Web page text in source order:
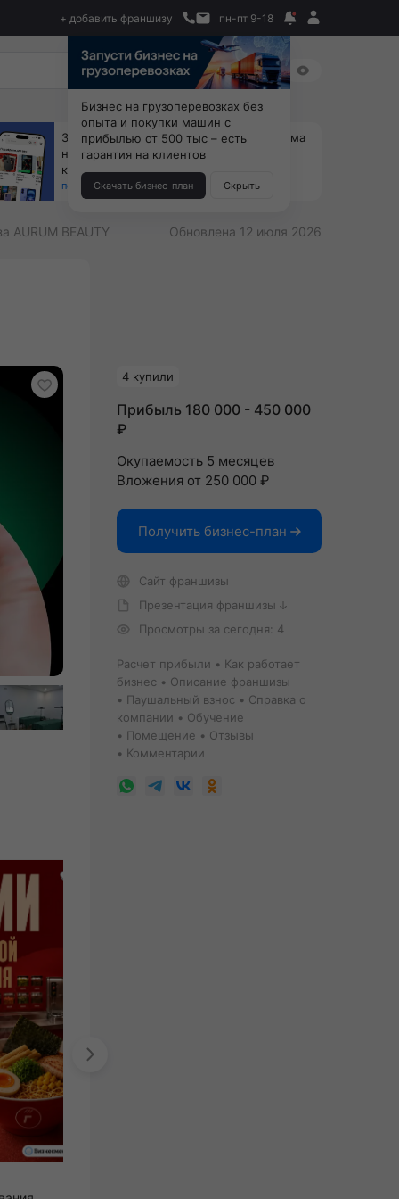
+ добавить франшизу пн-пт 9-18
За 90 тыс. открой магазин на Авито, дома
ни коробок, ни товара, ни склада, зато
каждый месяц +125 тыс. чистыми
получить бизнес-план ↓
AURUM BEAUTY Обновлена 12 июля 2026
4 купили
Прибыль 180 000 - 450 000
₽
Окупаемость 5 месяцев
Вложения от 250 000 ₽
Получить бизнес-план
Сайт франшизы
Презентация франшизы
Просмотры за сегодня: 4
Расчет прибыли
Как работает
бизнес
Описание франшизы
Паушальный взнос
Справка о
компании
Обучение
Помещение
Отзывы
Комментарии
Бизнес на грузоперевозках без
опыта и покупки машин с
прибылью от 500 тыс – есть
гарантия на клиентов
Скачать бизнес-план Скрыть